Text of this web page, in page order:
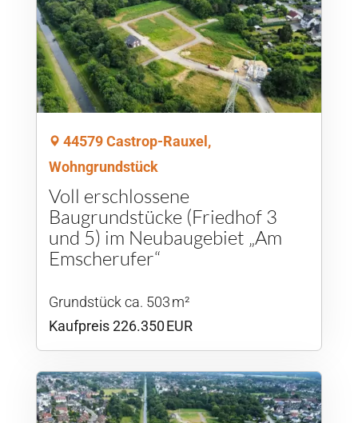
44579 Castrop-Rauxel,
Wohngrundstück
Voll erschlossene
Baugrundstücke (Friedhof 3
und 5) im Neubaugebiet „Am
Emscherufer“
Grund­stück ca. 503 m²
Kaufpreis 226.350 EUR